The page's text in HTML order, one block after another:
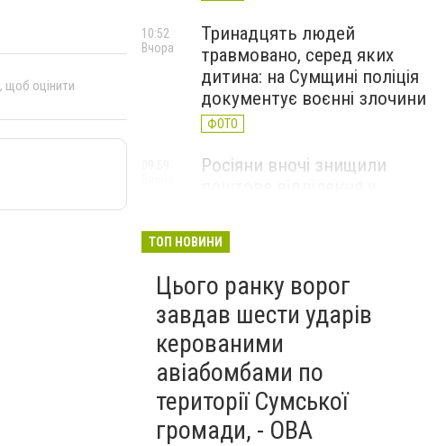
, щоб оцінити
Тринадцять людей
травмовано, серед яких
дитина: на Сумщині поліція
документує воєнні злочини
ФОТО
10:52
Вчора
Росіяни вночі знищили
ФОТО
ТОП НОВИНИ
Цього ранку ворог
завдав шести ударів
керованими
авіабомбами по
території Сумської
громади, - ОВА